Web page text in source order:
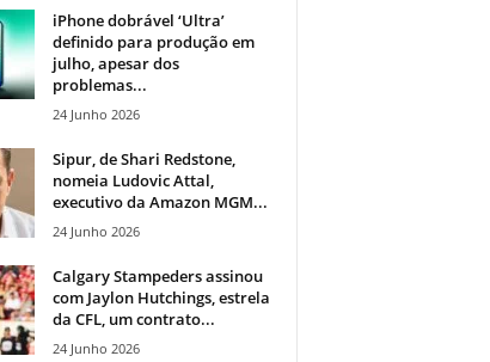
iPhone dobrável ‘Ultra’
definido para produção em
julho, apesar dos
problemas...
24 Junho 2026
Sipur, de Shari Redstone,
nomeia Ludovic Attal,
executivo da Amazon MGM...
24 Junho 2026
Calgary Stampeders assinou
com Jaylon Hutchings, estrela
da CFL, um contrato...
24 Junho 2026